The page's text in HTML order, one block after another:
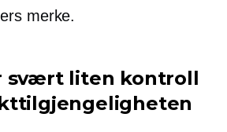
merke.
svært liten kontroll